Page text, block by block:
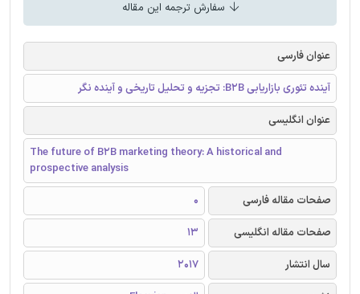
سفارش ترجمه این مقاله
عنوان فارسی
آینده تئوری بازاریابی B2B: تجزیه و تحلیل تاریخی و آینده نگر
عنوان انگلیسی
The future of B2B marketing theory: A historical and
prospective analysis
صفحات مقاله فارسی
0
صفحات مقاله انگلیسی
13
سال انتشار
2017